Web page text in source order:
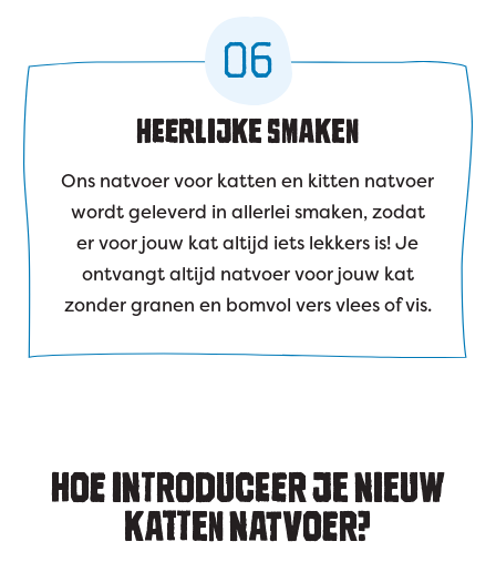
06
HEERLIJKE SMAKEN
Ons natvoer voor katten en kitten natvoer
wordt geleverd in allerlei smaken, zodat
er voor jouw kat altijd iets lekkers is! Je
ontvangt altijd natvoer voor jouw kat
zonder granen en bomvol vers vlees of vis.
HOE INTRODUCEER JE NIEUW
KATTEN NATVOER?